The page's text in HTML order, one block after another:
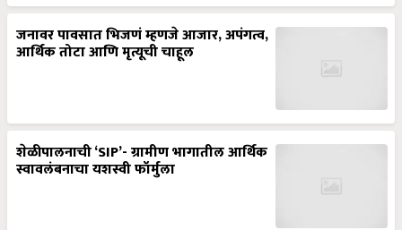
जनावर पावसात भिजणं म्हणजे आजार, अपंगत्व,
आर्थिक तोटा आणि मृत्यूची चाहूल
शेळीपालनाची ‘SIP’- ग्रामीण भागातील आर्थिक
स्वावलंबनाचा यशस्वी फॉर्मुला